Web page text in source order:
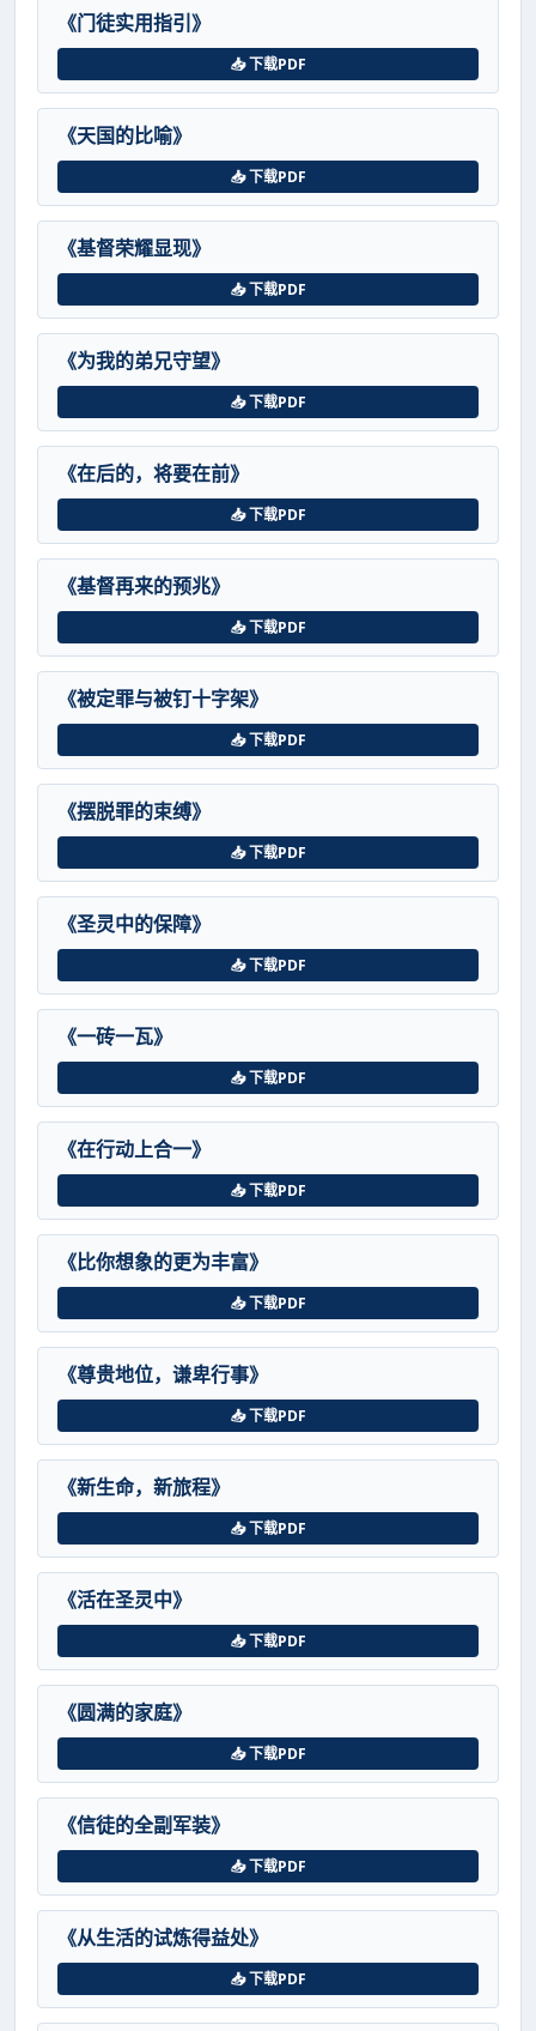
《门徒实用指引》
📥 下载PDF
《天国的比喻》
📥 下载PDF
《基督荣耀显现》
📥 下载PDF
《为我的弟兄守望》
📥 下载PDF
《在后的，将要在前》
📥 下载PDF
《基督再来的预兆》
📥 下载PDF
《被定罪与被钉十字架》
📥 下载PDF
《摆脱罪的束缚》
📥 下载PDF
《圣灵中的保障》
📥 下载PDF
《一砖一瓦》
📥 下载PDF
《在行动上合一》
📥 下载PDF
《比你想象的更为丰富》
📥 下载PDF
《尊贵地位，谦卑行事》
📥 下载PDF
《新生命，新旅程》
📥 下载PDF
《活在圣灵中》
📥 下载PDF
《圆满的家庭》
📥 下载PDF
《信徒的全副军装》
📥 下载PDF
《从生活的试炼得益处》
📥 下载PDF